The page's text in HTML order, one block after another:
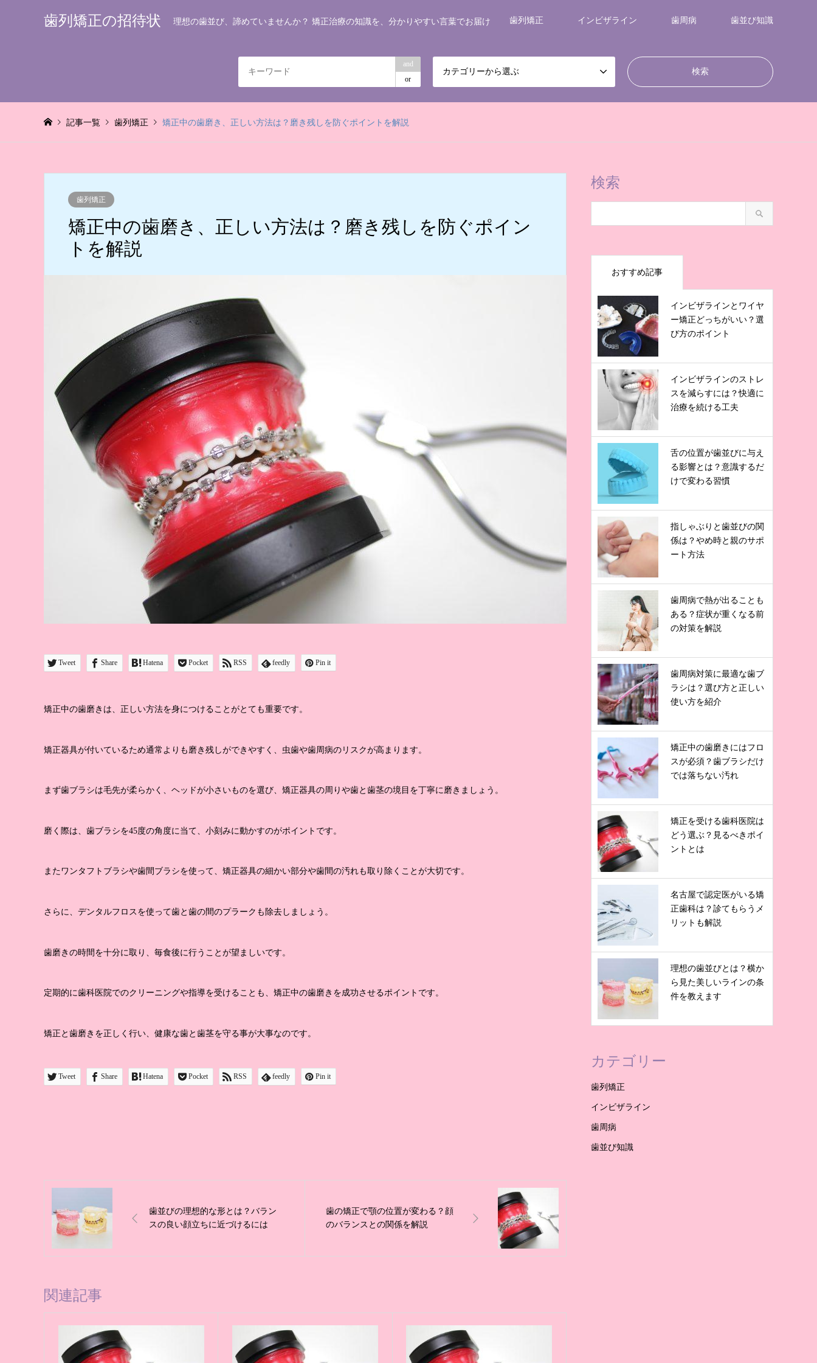
歯列矯正の招待状 理想の歯並び、諦めていませんか？ 矯正治療の知識を、分かりやすい言葉でお届け 歯列矯正 インビザライン 歯周病 歯並び知識
and
or
カテゴリーから選ぶ
記事一覧 歯列矯正 矯正中の歯磨き、正しい方法は？磨き残しを防ぐポイントを解説
歯列矯正
矯正中の歯磨き、正しい方法は？磨き残しを防ぐポイン
トを解説
Tweet Share Hatena Pocket RSS feedly Pin it
矯正中の歯磨きは、正しい方法を身につけることがとても重要です。
矯正器具が付いているため通常よりも磨き残しができやすく、虫歯や歯周病のリスクが高まります。
まず歯ブラシは毛先が柔らかく、ヘッドが小さいものを選び、矯正器具の周りや歯と歯茎の境目を丁寧に磨きましょう。
磨く際は、歯ブラシを45度の角度に当て、小刻みに動かすのがポイントです。
またワンタフトブラシや歯間ブラシを使って、矯正器具の細かい部分や歯間の汚れも取り除くことが大切です。
さらに、デンタルフロスを使って歯と歯の間のプラークも除去しましょう。
歯磨きの時間を十分に取り、毎食後に行うことが望ましいです。
定期的に歯科医院でのクリーニングや指導を受けることも、矯正中の歯磨きを成功させるポイントです。
矯正と歯磨きを正しく行い、健康な歯と歯茎を守る事が大事なのです。
Tweet Share Hatena Pocket RSS feedly Pin it
歯並びの理想的な形とは？バラン
スの良い顔立ちに近づけるには
歯の矯正で顎の位置が変わる？顔
のバランスとの関係を解説
関連記事
検索
おすすめ記事
インビザラインとワイヤ
ー矯正どっちがいい？選
び方のポイント
インビザラインのストレ
スを減らすには？快適に
治療を続ける工夫
舌の位置が歯並びに与え
る影響とは？意識するだ
けで変わる習慣
指しゃぶりと歯並びの関
係は？やめ時と親のサポ
ート方法
歯周病で熱が出ることも
ある？症状が重くなる前
の対策を解説
歯周病対策に最適な歯ブ
ラシは？選び方と正しい
使い方を紹介
矯正中の歯磨きにはフロ
スが必須？歯ブラシだけ
では落ちない汚れ
矯正を受ける歯科医院は
どう選ぶ？見るべきポイ
ントとは
名古屋で認定医がいる矯
正歯科は？診てもらうメ
リットも解説
理想の歯並びとは？横か
ら見た美しいラインの条
件を教えます
カテゴリー
歯列矯正
インビザライン
歯周病
歯並び知識